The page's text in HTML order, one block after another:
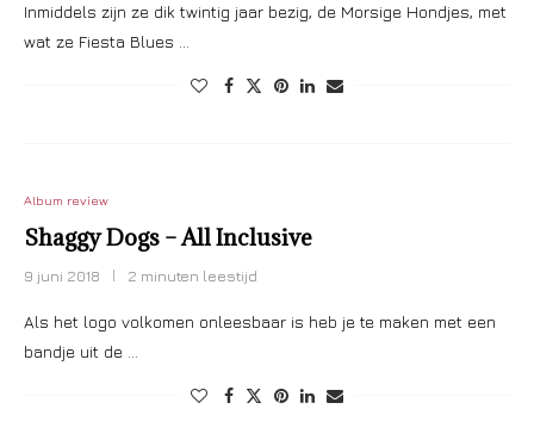
Inmiddels zijn ze dik twintig jaar bezig, de Morsige Hondjes, met
wat ze Fiesta Blues …
Album review
Shaggy Dogs – All Inclusive
9 juni 2018 2 minuten leestijd
Als het logo volkomen onleesbaar is heb je te maken met een
bandje uit de …